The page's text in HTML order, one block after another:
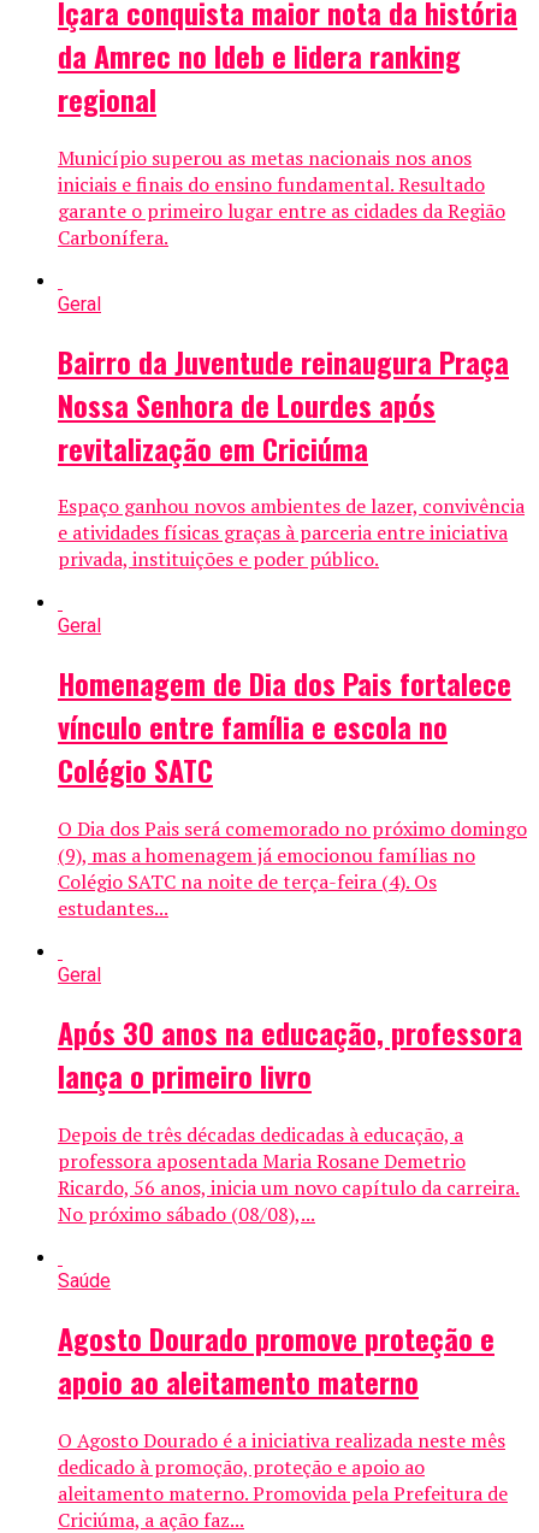
Içara conquista maior nota da história
da Amrec no Ideb e lidera ranking
regional
Município superou as metas nacionais nos anos
iniciais e finais do ensino fundamental. Resultado
garante o primeiro lugar entre as cidades da Região
Carbonífera.
Geral
Bairro da Juventude reinaugura Praça
Nossa Senhora de Lourdes após
revitalização em Criciúma
Espaço ganhou novos ambientes de lazer, convivência
e atividades físicas graças à parceria entre iniciativa
privada, instituições e poder público.
Geral
Homenagem de Dia dos Pais fortalece
vínculo entre família e escola no
Colégio SATC
O Dia dos Pais será comemorado no próximo domingo
(9), mas a homenagem já emocionou famílias no
Colégio SATC na noite de terça-feira (4). Os
estudantes...
Geral
Após 30 anos na educação, professora
lança o primeiro livro
Depois de três décadas dedicadas à educação, a
professora aposentada Maria Rosane Demetrio
Ricardo, 56 anos, inicia um novo capítulo da carreira.
No próximo sábado (08/08),...
Saúde
Agosto Dourado promove proteção e
apoio ao aleitamento materno
O Agosto Dourado é a iniciativa realizada neste mês
dedicado à promoção, proteção e apoio ao
aleitamento materno. Promovida pela Prefeitura de
Criciúma, a ação faz...